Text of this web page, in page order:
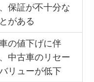
保証が不十分な
がある
の値下げに伴
中古車のリセー
リューが低下